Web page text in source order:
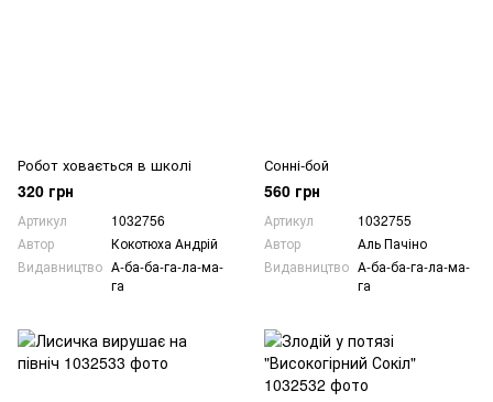
Робот ховається в школі
320 грн
Артикул
1032756
Автор
Кокотюха Андрій
Видавництво А-ба-ба-га-ла-ма-
га
Сонні-бой
560 грн
Артикул
1032755
Автор
Аль Пачіно
Видавництво А-ба-ба-га-ла-ма-
га